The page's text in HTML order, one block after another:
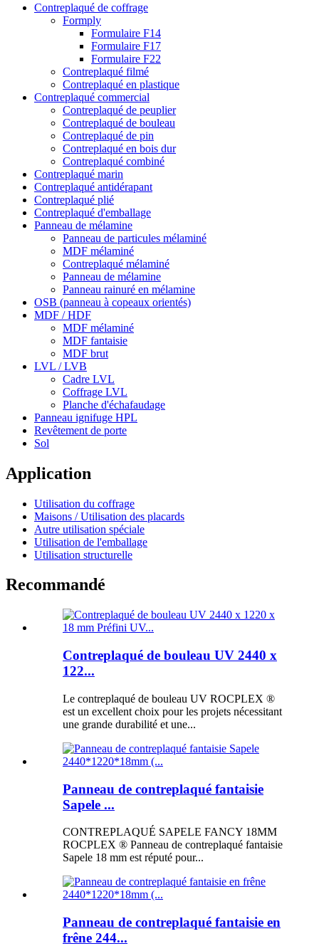
Contreplaqué de coffrage
Formply
Formulaire F14
Formulaire F17
Formulaire F22
Contreplaqué filmé
Contreplaqué en plastique
Contreplaqué commercial
Contreplaqué de peuplier
Contreplaqué de bouleau
Contreplaqué de pin
Contreplaqué en bois dur
Contreplaqué combiné
Contreplaqué marin
Contreplaqué antidérapant
Contreplaqué plié
Contreplaqué d'emballage
Panneau de mélamine
Panneau de particules mélaminé
MDF mélaminé
Contreplaqué mélaminé
Panneau de mélamine
Panneau rainuré en mélamine
OSB (panneau à copeaux orientés)
MDF / HDF
MDF mélaminé
MDF fantaisie
MDF brut
LVL / LVB
Cadre LVL
Coffrage LVL
Planche d'échafaudage
Panneau ignifuge HPL
Revêtement de porte
Sol
Application
Utilisation du coffrage
Maisons / Utilisation des placards
Autre utilisation spéciale
Utilisation de l'emballage
Utilisation structurelle
Recommandé
Contreplaqué de bouleau UV 2440 x
122...
Le contreplaqué de bouleau UV ROCPLEX ®
est un excellent choix pour les projets nécessitant
une grande durabilité et une...
Panneau de contreplaqué fantaisie
Sapele ...
CONTREPLAQUÉ SAPELE FANCY 18MM
ROCPLEX ® Panneau de contreplaqué fantaisie
Sapele 18 mm est réputé pour...
Panneau de contreplaqué fantaisie en
frêne 244...